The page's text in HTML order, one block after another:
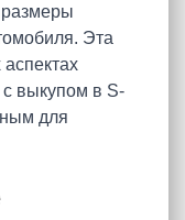
размеры
Эта
аспектах
выкупом в S-
для